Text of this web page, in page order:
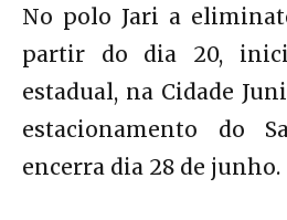
No polo Jari a
partir do dia 20,
estadual, na Cidade
estacionamento do
encerra dia 28 de junho.